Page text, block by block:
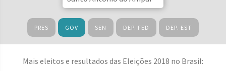
PRES GOV SEN DEP. FED DEP. EST
Mais eleitos e resultados das Eleições 2018 no Brasil: